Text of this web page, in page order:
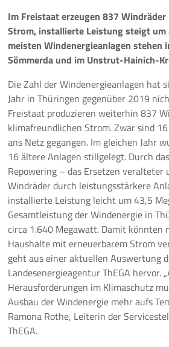
Aktivitäten
Veranstaltungen
Aktuelles
Meldungen
Pressemeldungen
Branchenmeldungen
Statements
Positionen
Jobs
Mediathek
Akkreditierung
Mehr
Im Freistaat erzeugen 837
Strom, installierte Leistung steigt
meisten Windenergieanlagen stehen
Sömmerda und im Unstrut-Hainich-
Die Zahl der Windenergieanlagen hat
Jahr in Thüringen gegenüber 2019
Freistaat produzieren weiterhin 837
klimafreundlichen Strom. Zwar sind
ans Netz gegangen. Im gleichen Jahr
16 ältere Anlagen stillgelegt. Durch
Repowering – das Ersetzen veralteter
Windräder durch leistungsstärkere
installierte Leistung leicht um 43,5
Gesamtleistung der Windenergie in
circa 1.640 Megawatt. Damit könnten
Haushalte mit erneuerbarem Strom
geht aus einer aktuellen Auswertung
Landesenergieagentur ThEGA hervor.
Herausforderungen im Klimaschutz
Ausbau der Windenergie mehr aufs
Ramona Rothe, Leiterin der
ThEGA.